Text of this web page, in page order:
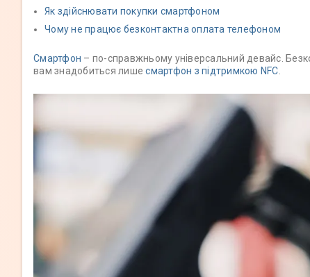
Як здійснювати покупки смартфоном
Чому не працює безконтактна оплата телефоном
Смартфон – по-справжньому універсальний девайс.
вам знадобиться лишесмартфон з підтримкою NFC.